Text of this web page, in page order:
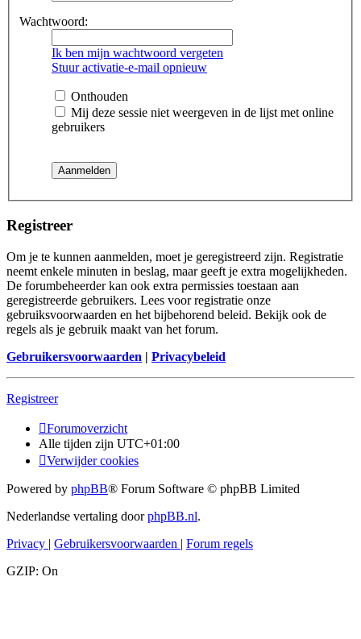
Wachtwoord:
Ik ben mijn wachtwoord vergeten
Stuur activatie-e-mail opnieuw
Onthouden
Mij deze sessie niet weergeven in de lijst met online
gebruikers
Registreer
Om je te kunnen aanmelden, moet je geregistreerd zijn. Registratie
neemt enkele minuten in beslag, maar geeft je extra mogelijkheden.
De forumbeheerder kan ook extra permissies toestaan aan
geregistreerde gebruikers. Lees voor registratie onze
gebruiksvoorwaarden en het bijbehorend beleid. Bekijk ook de
regels als je gebruik maakt van het forum.
Gebruikersvoorwaarden | Privacybeleid
Registreer
Forumoverzicht
Alle tijden zijn UTC+01:00
Verwijder cookies
Powered by phpBB® Forum Software © phpBB Limited
Nederlandse vertaling doorphpBB.nl.
Privacy | Gebruikersvoorwaarden | Forum regels
GZIP: On